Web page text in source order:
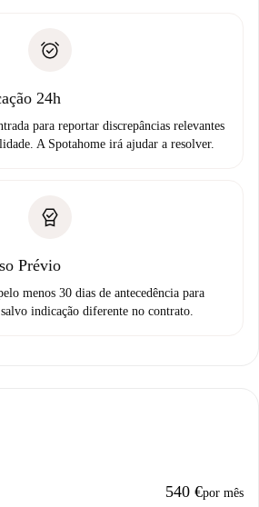
bancárioproblema.
24h
para reportar discrepâncias relevantes
A Spotahome irá ajudar a resolver.
Prévio
menos 30 dias de antecedência para
indicação diferente no contrato.
540 €por mês